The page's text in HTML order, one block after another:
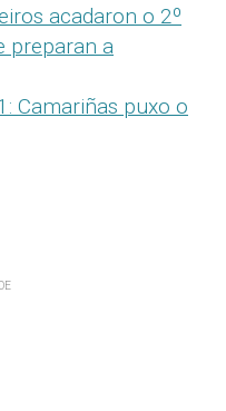
acadaron o 2º
preparan a
Camariñas puxo o